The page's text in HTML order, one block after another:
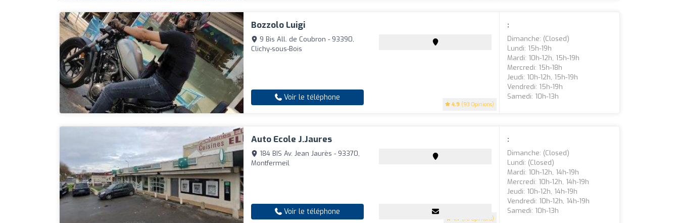
Bozzolo Luigi
4.9 (93 Opinions)
9 Bis All. de Coubron - 93390,
Clichy-sous-Bois
Voir le téléphone
:
Dimanche: (closed)
Lundi: 15h-19h
Mardi: 10h-12h, 15h-19h
Mercredi: 15h-18h
Jeudi: 10h-12h, 15h-19h
Vendredi: 15h-19h
Samedi: 10h-13h
Auto Ecole J.jaures
4.7 (78 Opinions)
184 BIS Av. Jean Jaurès - 93370,
Montfermeil
Voir le téléphone
:
Dimanche: (closed)
Lundi: (closed)
Mardi: 10h-12h, 14h-19h
Mercredi: 10h-12h, 14h-19h
Jeudi: 10h-12h, 14h-19h
Vendredi: 10h-12h, 14h-19h
Samedi: 10h-13h